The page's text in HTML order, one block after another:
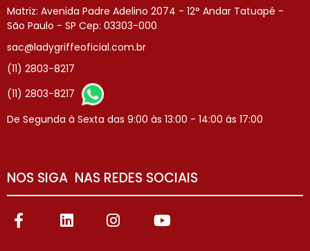
Matriz: Avenida Padre Adelino 2074 - 12° Andar Tatuapé -
São Paulo - SP Cep: 03303-000
sac@ladygriffeoficial.com.br
(11) 2803-8217
(11) 2803-8217
De Segunda à Sexta das 9:00 às 13:00 - 14:00 ás 17:00
NOS SIGA NAS REDES SOCIAIS